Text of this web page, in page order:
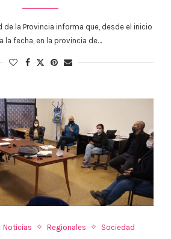
de la Provincia informa que, desde el inicio
la fecha, en la provincia de…
Noticias Regionales Sociedad